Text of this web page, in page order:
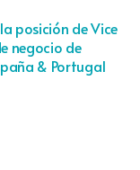
posición de Vice
negocio de
& Portugal